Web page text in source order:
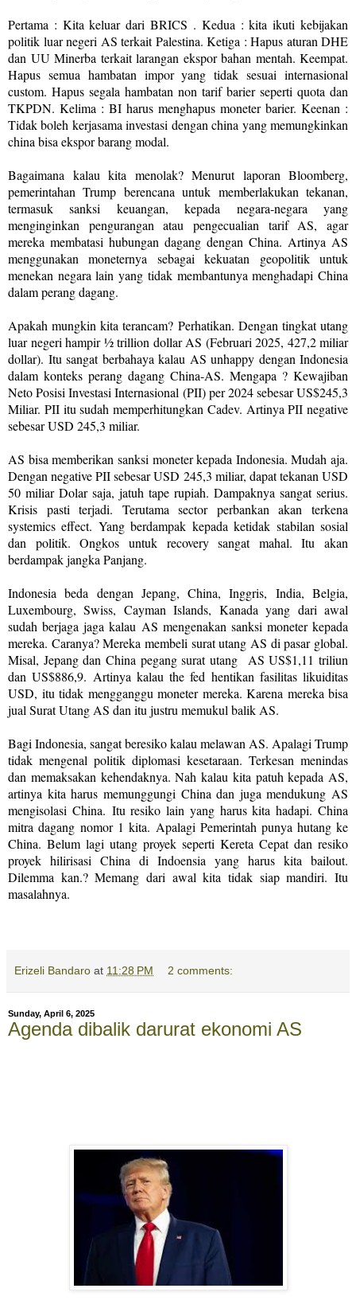
Pertama : Kita keluar dari BRICS . Kedua : kita ikuti kebijakan
politik luar negeri AS terkait Palestina. Ketiga : Hapus aturan DHE
dan UU Minerba terkait larangan ekspor bahan mentah. Keempat.
Hapus semua hambatan impor yang tidak sesuai internasional
custom. Hapus segala hambatan non tarif barier seperti quota dan
TKPDN. Kelima : BI harus menghapus moneter barier. Keenan :
Tidak boleh kerjasama investasi dengan china yang memungkinkan
china bisa ekspor barang modal.
Bagaimana kalau kita menolak? Menurut laporan Bloomberg,
pemerintahan Trump berencana untuk memberlakukan tekanan,
termasuk sanksi keuangan, kepada negara-negara yang
menginginkan pengurangan atau pengecualian tarif AS, agar
mereka membatasi hubungan dagang dengan China. Artinya AS
menggunakan moneternya sebagai kekuatan geopolitik untuk
menekan negara lain yang tidak membantunya menghadapi China
dalam perang dagang.
Apakah mungkin kita terancam? Perhatikan. Dengan tingkat utang
luar negeri hampir ½ trillion dollar AS (Februari 2025, 427,2 miliar
dollar). Itu sangat berbahaya kalau AS unhappy dengan Indonesia
dalam konteks perang dagang China-AS. Mengapa ? Kewajiban
Neto Posisi Investasi Internasional (PII) per 2024 sebesar US$245,3
Miliar. PII itu sudah memperhitungkan Cadev. Artinya PII negative
sebesar USD 245,3 miliar.
AS bisa memberikan sanksi moneter kepada Indonesia. Mudah aja.
Dengan negative PII sebesar USD 245,3 miliar, dapat tekanan USD
50 miliar Dolar saja, jatuh tape rupiah. Dampaknya sangat serius.
Krisis pasti terjadi. Terutama sector perbankan akan terkena
systemics effect. Yang berdampak kepada ketidak stabilan sosial
dan politik. Ongkos untuk recovery sangat mahal. Itu akan
berdampak jangka Panjang.
Indonesia beda dengan Jepang, China, Inggris, India, Belgia,
Luxembourg, Swiss, Cayman Islands, Kanada yang dari awal
sudah berjaga jaga kalau AS mengenakan sanksi moneter kepada
mereka. Caranya? Mereka membeli surat utang AS di pasar global.
Misal, Jepang dan China pegang surat utang
AS US$1,11 triliun
dan US$886,9. Artinya kalau the fed hentikan fasilitas likuiditas
USD, itu tidak mengganggu moneter mereka. Karena mereka bisa
jual Surat Utang AS dan itu justru memukul balik AS.
Bagi Indonesia, sangat beresiko kalau melawan AS. Apalagi Trump
tidak mengenal politik diplomasi kesetaraan. Terkesan menindas
dan memaksakan kehendaknya. Nah kalau kita patuh kepada AS,
artinya kita harus memunggungi China dan juga mendukung AS
mengisolasi China. Itu resiko lain yang harus kita hadapi. China
mitra dagang nomor 1 kita. Apalagi Pemerintah punya hutang ke
China. Belum lagi utang proyek seperti Kereta Cepat dan resiko
proyek hilirisasi China di Indoensia yang harus kita bailout.
Dilemma kan.? Memang dari awal kita tidak siap mandiri. Itu
masalahnya.
Erizeli Bandaro at 11:28 PM 2 comments:
Sunday, April 6, 2025
Agenda dibalik darurat ekonomi AS